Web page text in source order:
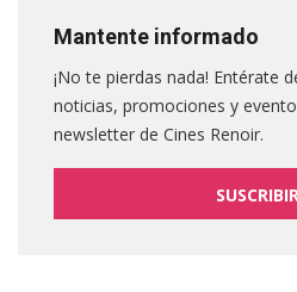
Mantente informado
¡No te pierdas nada! Entérate
noticias, promociones y
newsletter de Cines Renoir.